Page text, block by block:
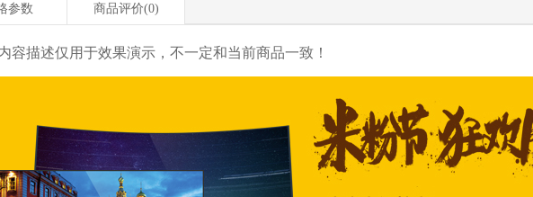
参数 商品评价(0)
容描述仅用于效果演示，不一定和当前商品一致！